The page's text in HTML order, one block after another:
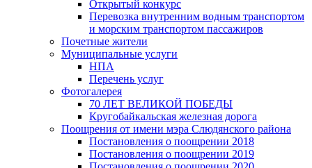
Открытый конкурс
Перевозка внутренним водным транспортом
и морским транспортом пассажиров
Почетные жители
Муниципальные услуги
НПА
Перечень услуг
Фотогалерея
70 ЛЕТ ВЕЛИКОЙ ПОБЕДЫ
Кругобайкальская железная дорога
Поощрения от имени мэра Слюдянского района
Постановления о поощрении 2018
Постановления о поощрении 2019